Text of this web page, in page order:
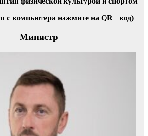
с компьютера нажмите на QR - код)
Министр